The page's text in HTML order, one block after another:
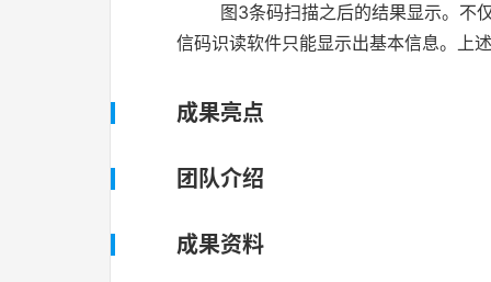
图3条码扫描之后的结果显示。不
信码识读软件只能显示出基本信息。上
成果亮点
团队介绍
成果资料